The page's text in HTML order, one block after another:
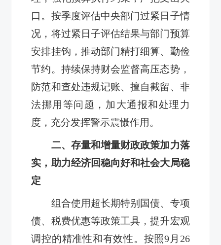
口。按季度评估中央部门过紧日子情
况，将过紧日子评估结果与部门预算
安排挂钩，推动部门精打细算、勤俭
节约。持续保持财会监督高压态势，
防范和查处违规记账、擅自截留、非
法挪用等问题，加大通报和处理力
度，充分发挥警示震慑作用。
二、存量和增量财政政策加力落
实，助力经济回稳向好和社会大局稳
定
组合使用超长期特别国债、专项
债、税费优惠等政策工具，提升宏观
调控的精准性和有效性。按照9月26